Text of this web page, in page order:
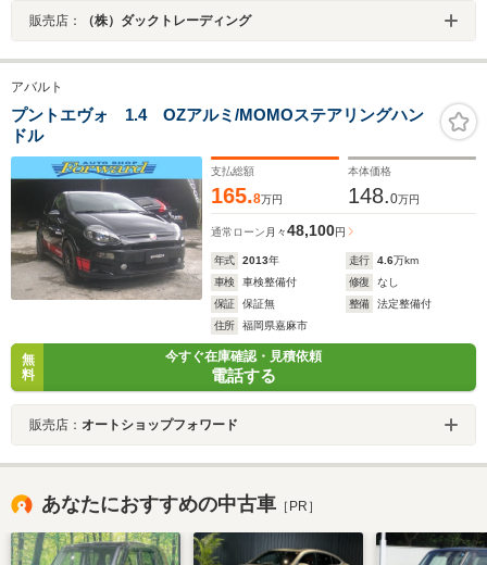
販売店： （株）ダックトレーディング
アバルト
プントエヴォ 1.4 OZアルミ/MOMOステアリングハン
ドル
支払総額
165.8万円
本体価格
148.0万円
通常ローン 月々48,100円
年式 2013年 走行 4.6万km
車検
車検整備付 修復
なし
保証
保証無 整備
法定整備付
住所
福岡県嘉麻市
無
料
今すぐ在庫確認・見積依頼
電話する
販売店： オートショップフォワード
あなたにおすすめの中古車 ［PR］